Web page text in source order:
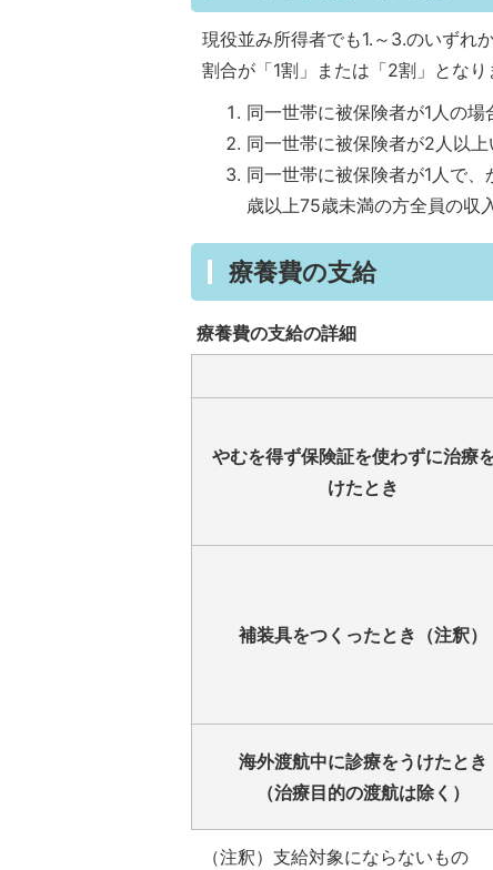
現役並み所得者でも1.～3.のいずれ
割合が「1割」または「2割」となり
同一世帯に被保険者が1人の
同一世帯に被保険者が2人以
同一世帯に被保険者が1人で
歳以上75歳未満の方全員の収
療養費の支給
療養費の支給の詳細
やむを得ず保険証を使わずに治療
けたとき
補装具をつくったとき（注釈）
海外渡航中に診療をうけたとき
（治療目的の渡航は除く）
（注釈）支給対象にならないもの